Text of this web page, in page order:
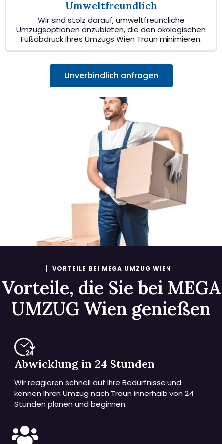
Umweltfreundlich
Wir sind stolz darauf, umweltfreundliche
Umzugsoptionen anzubieten, die den ökologischen
Fußabdruck Ihres Umzugs Wien Traun minimieren.
Unverbindlich anfragen
VORTEILE BEI MEGA UMZUG WIEN
Vorteile, die Sie bei MEGA
UMZUG Wien genießen
Abwicklung in 24 Stunden
Wir reagieren schnell auf Ihre Bedürfnisse und
können Ihren Umzug nach Traun innerhalb von 24
Stunden planen und beginnen.